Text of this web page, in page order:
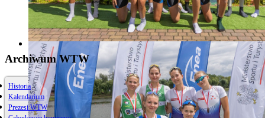
Archiwum WTW
Historia
Kalendarium
Prezesi WTW